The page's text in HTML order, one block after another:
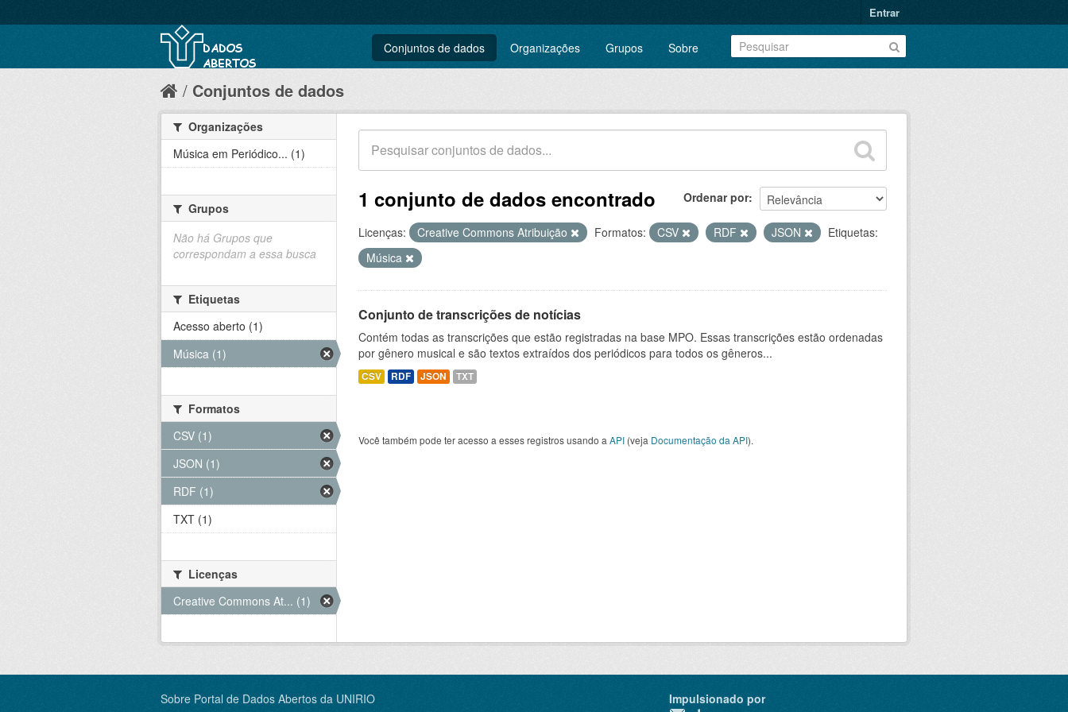
Entrar
Conjuntos de dados Organizações Grupos Sobre
Conjuntos de dados
Ordenar por
1 conjunto de dados encontrado
Licenças: Creative Commons Atribuição Formatos: CSV RDF JSON
Etiquetas:
Música
Conjunto de transcrições de notícias
Contém todas as transcrições que estão registradas na base MPO. Essas transcrições estão ordenadas
por gênero musical e são textos extraídos dos periódicos para todos os gêneros...
CSV RDF JSON TXT
Você também pode ter acesso a esses registros usando a API (veja Documentação da API).
Organizações
Música em Periódico... (1)
Grupos
Não há Grupos que
correspondam a essa busca
Etiquetas
Acesso aberto (1)
Música (1)
Formatos
CSV (1)
JSON (1)
RDF (1)
TXT (1)
Licenças
Creative Commons At... (1)
Sobre Portal de Dados Abertos da UNIRIO
Impulsionado por